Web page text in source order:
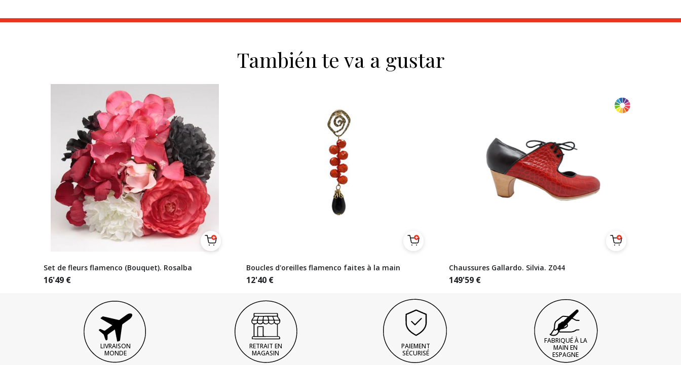
También te va a gustar
Set de fleurs flamenco (Bouquet). Rosalba
16'49 €
Boucles d'oreilles flamenco faites à la main
12'40 €
Chaussures Gallardo. Silvia. Z044
149'59 €
LIVRAISON
MONDE
RETRAIT EN
MAGASIN
PAIEMENT
SÉCURISÉ
FABRIQUÉ À LA
MAIN EN
ESPAGNE